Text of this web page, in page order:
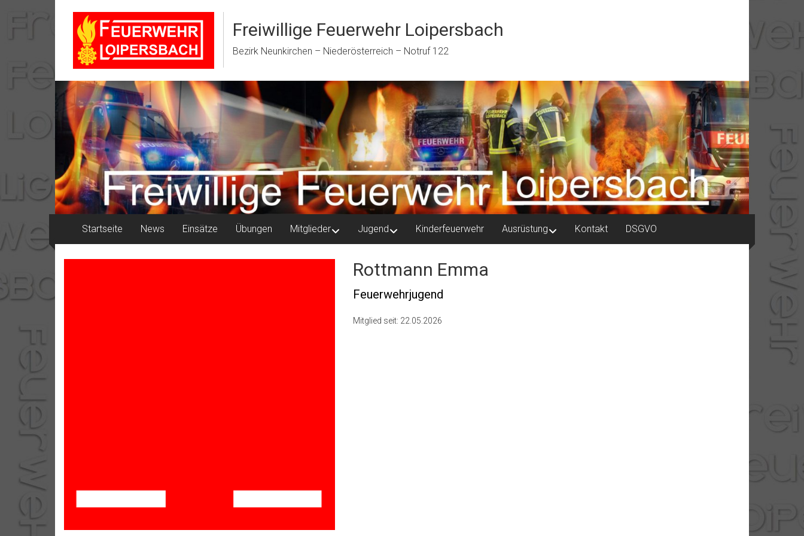
springen
Freiwillige Feuerwehr Loipersbach
Bezirk Neunkirchen – Niederösterreich – Notruf 122
Startseite News Einsätze Übungen Mitglieder Jugend Kinderfeuerwehr Ausrüstung Kontakt DSGVO
Rottmann Emma
Feuerwehrjugend
Mitglied seit: 22.05.2026